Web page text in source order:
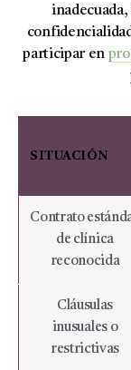
participar en
SITUACIÓN
Contrato
de clínica
reconocida
Cláusulas
inusuales o
restrictivas